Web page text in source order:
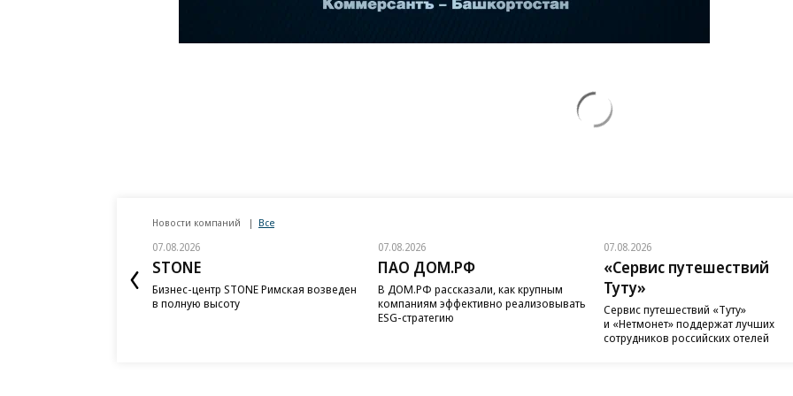
Новости компаний Все
07.08.2026
STONE
Бизнес-центр STONE Римская возведен
в полную высоту
07.08.2026
ПАО ДОМ.РФ
В ДОМ.РФ рассказали, как крупным
компаниям эффективно реализовывать
ESG-стратегию
07.08.2026
«Сервис путешествий
Туту»
Сервис путешествий «Туту»
и «Нетмонет» поддержат лучших
сотрудников российских отелей